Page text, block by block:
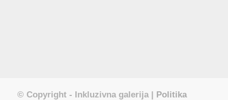
© Copyright - Inkluzivna galerija | Politika